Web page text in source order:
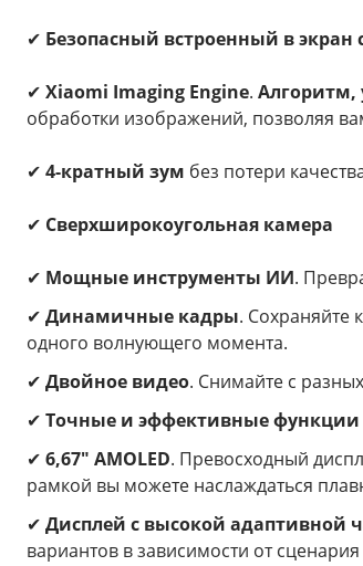
✔ Безопасный встроенный в экран
✔ Xiaomi Imaging Engine.
обработки изображений, позволяя
✔ 4-кратный зум без потери
✔ Сверхширокоугольная камера
✔ Мощные инструменты ИИ.
✔ Динамичные кадры. Сохраняйте
одного волнующего момента.
✔ Двойное видео. Снимайте с
✔ Точные и эффективные
✔ 6,67" AMOLED. Превосходный
рамкой вы можете наслаждаться
✔ Дисплей с высокой адаптивной
вариантов в зависимости от